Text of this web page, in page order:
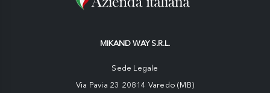
MIKAND WAY S.R.L.
Sede Legale
Via Pavia 23 20814 Varedo (MB)